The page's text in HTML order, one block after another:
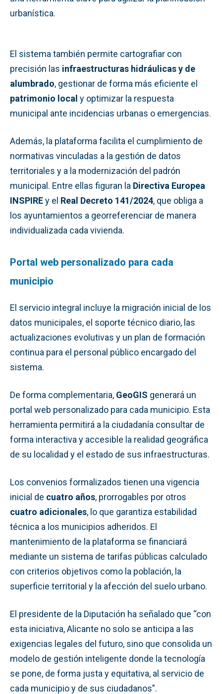
urbanística.
El sistema también permite cartografiar con
precisión las infraestructuras hidráulicas y de
alumbrado, gestionar de forma más eficiente el
patrimonio local y optimizar la respuesta
municipal ante incidencias urbanas o emergencias.
Además, la plataforma facilita el cumplimiento de
normativas vinculadas a la gestión de datos
territoriales y a la modernización del padrón
municipal. Entre ellas figuran la Directiva Europea
INSPIREy el Real Decreto 141/2024, que obliga a
los ayuntamientos a georreferenciar de manera
individualizada cada vivienda.
Portal web personalizado para cada
municipio
El servicio integral incluye la migración inicial de los
datos municipales, el soporte técnico diario, las
actualizaciones evolutivas y un plan de formación
continua para el personal público encargado del
sistema.
De forma complementaria, GeoGIS generará un
portal web personalizado para cada municipio. Esta
herramienta permitirá a la ciudadanía consultar de
forma interactiva y accesible la realidad geográfica
de su localidad y el estado de sus infraestructuras.
Los convenios formalizados tienen una vigencia
inicial de cuatro años, prorrogables por otros
cuatro adicionales, lo que garantiza estabilidad
técnica a los municipios adheridos. El
mantenimiento de la plataforma se financiará
mediante un sistema de tarifas públicas calculado
con criterios objetivos como la población, la
superficie territorial y la afección del suelo urbano.
El presidente de la Diputación ha señalado que “con
esta iniciativa, Alicante no solo se anticipa a las
exigencias legales del futuro, sino que consolida un
modelo de gestión inteligente donde la tecnología
se pone, de forma justa y equitativa, al servicio de
cada municipio y de sus ciudadanos”.